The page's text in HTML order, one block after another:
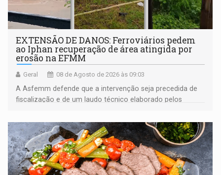
EXTENSÃO DE DANOS: Ferroviários pedem
ao Iphan recuperação de área atingida por
erosão na EFMM
Geral 08 de Agosto de 2026 às 09:03
A Asfemm defende que a intervenção seja precedida de
fiscalização e de um laudo técnico elaborado pelos